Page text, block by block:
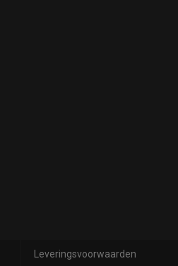
Leveringsvoorwaarden